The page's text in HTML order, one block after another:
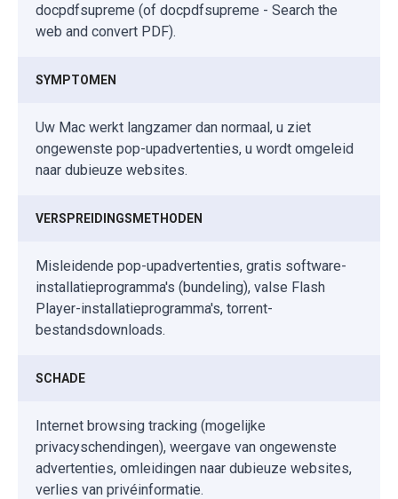
docpdfsupreme (of docpdfsupreme - Search the
web and convert PDF).
SYMPTOMEN
Uw Mac werkt langzamer dan normaal, u ziet
ongewenste pop-upadvertenties, u wordt omgeleid
naar dubieuze websites.
VERSPREIDINGSMETHODEN
Misleidende pop-upadvertenties, gratis software-
installatieprogramma's (bundeling), valse Flash
Player-installatieprogramma's, torrent-
bestandsdownloads.
SCHADE
Internet browsing tracking (mogelijke
privacyschendingen), weergave van ongewenste
advertenties, omleidingen naar dubieuze websites,
verlies van privéinformatie.